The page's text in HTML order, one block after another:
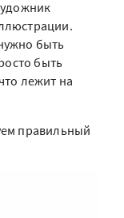
быть
быть
лежит на
правильный